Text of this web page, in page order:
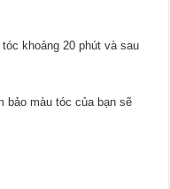
khoảng 20 phút và sau
bảo màu tóc của bạn sẽ